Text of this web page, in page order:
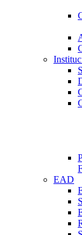
EAD